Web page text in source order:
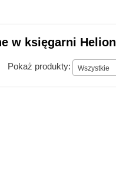
w księgarni Helion
Pokaż produkty: Wszystkie